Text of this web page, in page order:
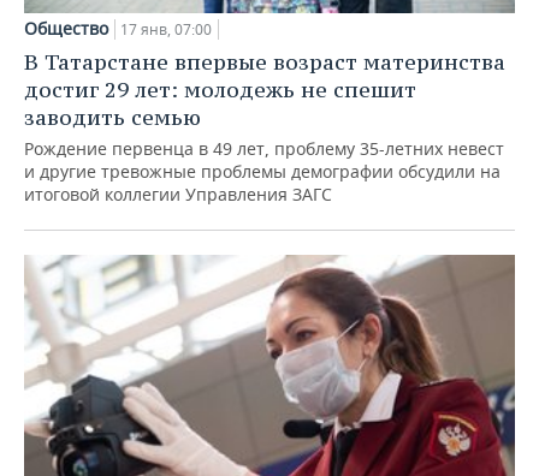
Общество 17 янв, 07:00
В Татарстане впервые возраст материнства
достиг 29 лет: молодежь не спешит
заводить семью
Рождение первенца в 49 лет, проблему 35-летних невест
и другие тревожные проблемы демографии обсудили на
итоговой коллегии Управления ЗАГС